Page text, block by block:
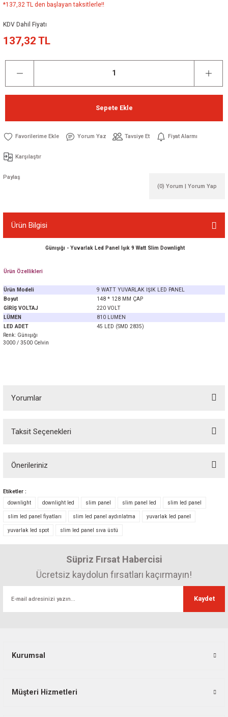
*137,32 TL den başlayan taksitlerle!!
KDV Dahil Fiyatı
137,32 TL
Sepete Ekle
Yorum Yaz Tavsiye Et Fiyat Alarmı
Karşılaştır
Paylaş
(0) Yorum | Yorum Yap
Ürün Bilgisi
Günışığı - Yuvarlak Led Panel Işık 9 Watt Slim Downlight
Ürün Özellikleri
Ürün Modeli
9 WATT YUVARLAK IŞIK LED PANEL
Boyut
148 * 128 MM ÇAP
GİRİŞ VOLTAJ
220 VOLT
LÜMEN
810 LUMEN
LED ADET
45 LED (SMD 2835)
Renk: Günışığı
3000 / 3500 Celvin
Yorumlar
Taksit Seçenekleri
Önerileriniz
Bu ürünün fiyat bilgisi, resim, ürün açıklamalarında ve diğer konularda
Görüş ve önerileriniz için teşekkür ederiz.
Ürün resmi kalitesiz, bozuk veya görüntülenemiyor.
Ürün açıklamasında eksik bilgiler bulunuyor.
Ürün bilgilerinde hatalar bulunuyor.
Ürün fiyatı diğer sitelerden daha pahalı.
Bu ürüne benzer farklı alternatifler olmalı.
Etiketler :
downlight
downlight led slim panel slim panel led slim led panel
slim led panel fiyatları slim led panel aydınlatma yuvarlak led panel
yuvarlak led spot slim led panel sıva üstü
Süpriz Fırsat Habercisi
Ücretsiz kaydolun fırsatları kaçırmayın!
Kaydet
Kurumsal
Müşteri Hizmetleri